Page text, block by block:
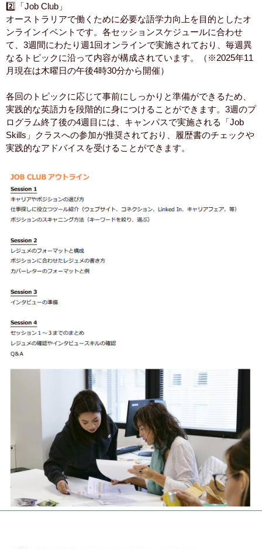
2️⃣「Job Club」
オーストラリアで働くために必要な語学力向上を目的としたオ
ンラインイベントです。各セッションスケジュールに合わせ
て、3週間にわたり週1回オンラインで実施されており、毎週異
なるトピックに沿って内容が構成されています。（※2025年11
月現在は木曜日の午後4時30分から開催）
各回のトピックに応じて事前にしっかりと準備ができるため、
実践的な英語力を段階的に身につけることができます。3週のプ
ログラム終了後の4週目には、キャンパスで実施される「Job
Skills」クラスへの参加が推奨されており、履歴書のチェックや
実践的なアドバイスを受けることができます。